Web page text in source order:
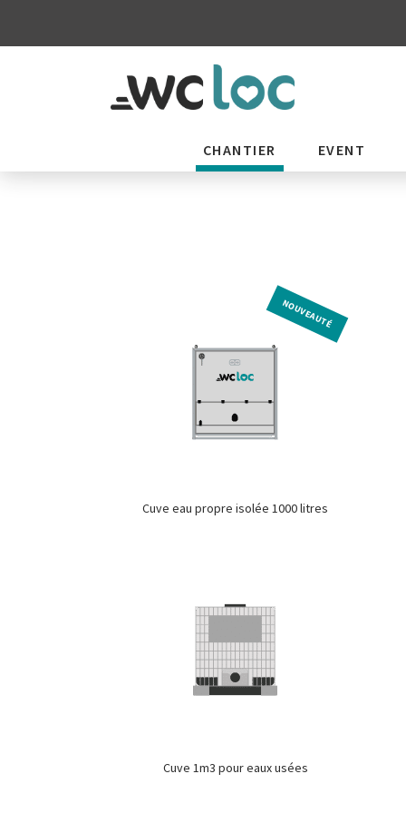
CHANTIER EVENT
NOUVEAUTÉ
Cuve eau propre isolée 1000 litres
Cuve 1m3 pour eaux usées